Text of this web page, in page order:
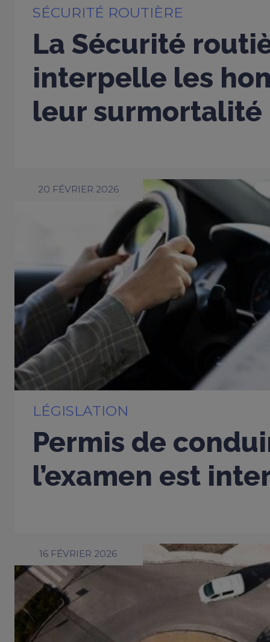
SÉCURITÉ ROUTIÈRE
La Sécurité
interpelle les
leur
20 FÉVRIER 2026
LÉGISLATION
Permis de
l’examen est
16 FÉVRIER 2026